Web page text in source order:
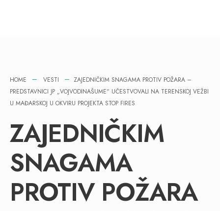
HOME VESTI
ZAJEDNIČKIM SNAGAMA PROTIV POŽARA –
PREDSTAVNICI JP „VOJVODINAŠUME“ UČESTVOVALI NA TERENSKOJ VEŽBI
U MAĐARSKOJ U OKVIRU PROJEKTA STOP FIRES
ZAJEDNIČKIM
SNAGAMA
PROTIV POŽARA